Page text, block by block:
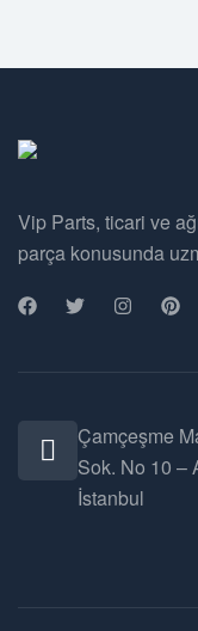
Vip Parts, ticari ve
parça konusunda
Çamçeşme
Sok. No 10 –
İstanbul